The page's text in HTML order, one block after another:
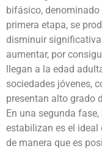
bifásico,
primera etapa, se
disminuir
aumentar, por
llegan a la edad
sociedades jóvenes,
presentan alto grado
En una segunda
estabilizan es el
de manera que es